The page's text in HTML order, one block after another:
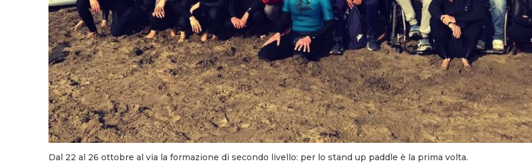
Dal 22 al 26 ottobre al via la formazione di secondo livello: per lo stand up paddle è la prima volta.